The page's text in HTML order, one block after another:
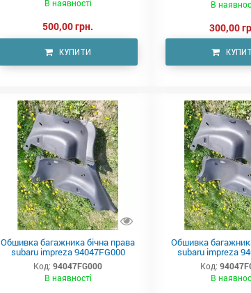
В наявності
500,00 грн.
КУПИТИ
В
300,00
Обшивка багажника бічна права
subaru impreza 94047FG000
Код: 94047FG000
В наявності
Обшивка
subaru impreza
Код:
В